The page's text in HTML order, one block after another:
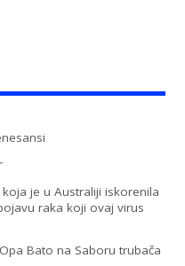
je u Australiji iskorenila
raka koji ovaj virus
Bato na Saboru trubača